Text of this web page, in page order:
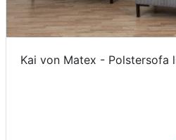
Kai von Matex - Polstersofa